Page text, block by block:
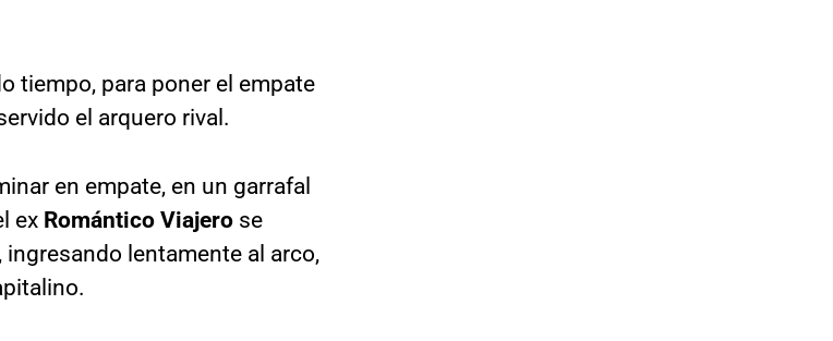
tiempo, para poner el empate
el arquero rival.
en empate, en un garrafal
ex Romántico Viajero se
lentamente al arco,